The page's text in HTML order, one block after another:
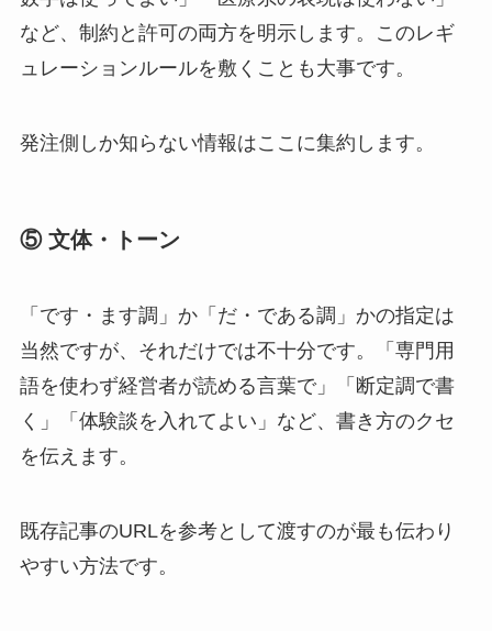
など、制約と許可の両方を明示します。このレギ
ュレーションルールを敷くことも大事です。
発注側しか知らない情報はここに集約します。
⑤ 文体・トーン
「です・ます調」か「だ・である調」かの指定は
当然ですが、それだけでは不十分です。「専門用
語を使わず経営者が読める言葉で」「断定調で書
く」「体験談を入れてよい」など、書き方のクセ
を伝えます。
既存記事のURLを参考として渡すのが最も伝わり
やすい方法です。